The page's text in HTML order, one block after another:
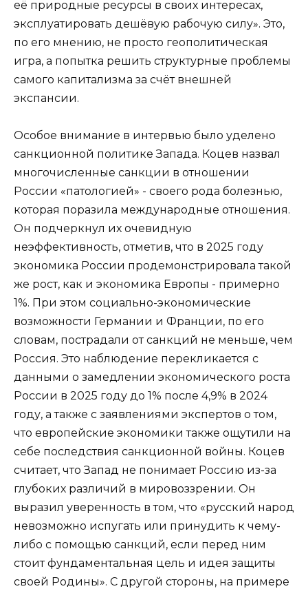
её природные ресурсы в своих интересах,
эксплуатировать дешёвую рабочую силу». Это,
по его мнению, не просто геополитическая
игра, а попытка решить структурные проблемы
самого капитализма за счёт внешней
экспансии.
Особое внимание в интервью было уделено
санкционной политике Запада. Коцев назвал
многочисленные санкции в отношении
России «патологией» - своего рода болезнью,
которая поразила международные отношения.
Он подчеркнул их очевидную
неэффективность, отметив, что в 2025 году
экономика России продемонстрировала такой
же рост, как и экономика Европы - примерно
1%. При этом социально-экономические
возможности Германии и Франции, по его
словам, пострадали от санкций не меньше, чем
Россия. Это наблюдение перекликается с
данными о замедлении экономического роста
России в 2025 году до 1% после 4,9% в 2024
году, а также с заявлениями экспертов о том,
что европейские экономики также ощутили на
себе последствия санкционной войны. Коцев
считает, что Запад не понимает Россию из-за
глубоких различий в мировоззрении. Он
выразил уверенность в том, что «русский народ
невозможно испугать или принудить к чему-
либо с помощью санкций, если перед ним
стоит фундаментальная цель и идея защиты
своей Родины». С другой стороны, на примере